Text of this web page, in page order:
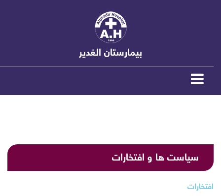
بیمارستان الغدیر
سیاست ها و افتخارات
افتخارات